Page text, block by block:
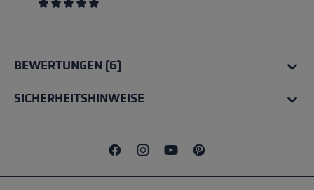
BEWERTUNGEN (6)
SICHERHEITSHINWEISE